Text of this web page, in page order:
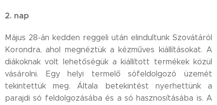
2. nap
Május 28-án kedden reggeli után elindultunk Szovátáról
Korondra, ahol megnéztük a kézműves kiállításokat. A
diákoknak volt lehetőségük a kiállított termékek közül
vásárolni. Egy helyi termelő sófeldolgozó üzemét
tekintettük meg. Általa betekintést nyerhettünk a
parajdi só feldolgozásába és a só hasznosításába is. A